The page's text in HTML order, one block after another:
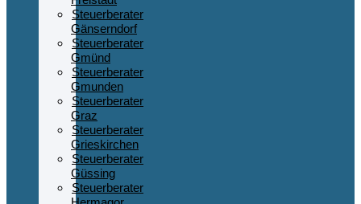
Steuerberater
Gänserndorf
Steuerberater
Gmünd
Steuerberater
Gmunden
Steuerberater
Graz
Steuerberater
Grieskirchen
Steuerberater
Güssing
Steuerberater